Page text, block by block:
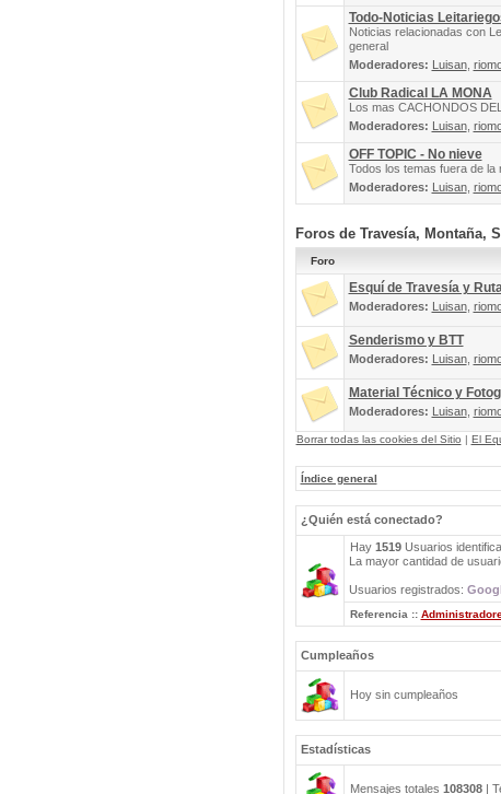
Todo-Noticias
Noticias relacionadas con
general
Moderadores: Luisan,
Club Radical LA MONA
Los mas CACHONDOS
Moderadores: Luisan,
OFF TOPIC - No nieve
Todos los temas fuera de la
Moderadores: Luisan,
Foros de Travesía, Montaña,
Foro
Esquí de Travesía y
Moderadores: Luisan,
Senderismo y BTT
Moderadores: Luisan,
Material Técnico y
Moderadores: Luisan,
Borrar todas las cookies del Sitio | El
Índice general
¿Quién está conectado?
Hay 1519Usuarios
La mayor cantidad de
Usuarios registrados:
Referencia ::
Cumpleaños
Hoy sin cumpleaños
Estadísticas
Mensajes totales 108308|